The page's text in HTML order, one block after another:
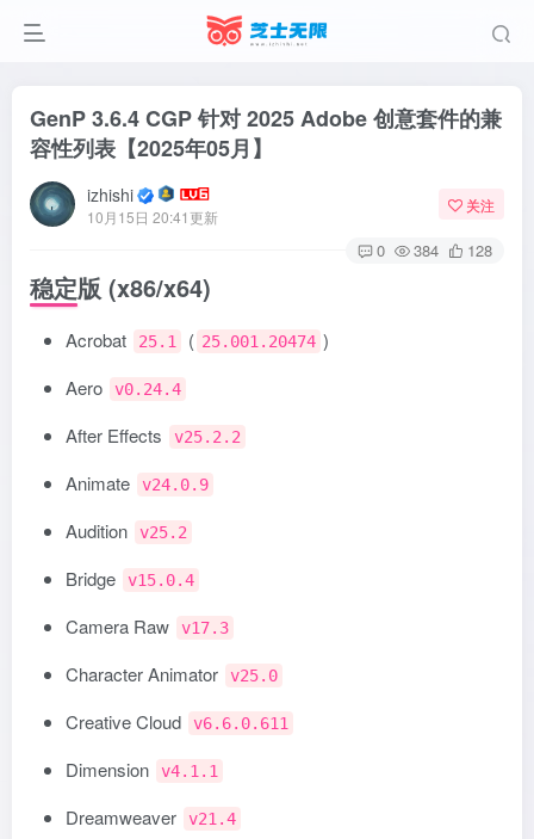
GenP 3.6.4 CGP 针对 2025 Adobe 创意套件的兼
容性列表【2025年05月】
izhishi
10月15日 20:41更新
关注
0 384 128
稳定版 (x86/x64)
Acrobat 25.1 ( 25.001.20474 )
Aero
v0.24.4
After Effects v25.2.2
Animate v24.0.9
Audition v25.2
Bridge v15.0.4
Camera Raw v17.3
Character Animator v25.0
Creative Cloud v6.6.0.611
Dimension v4.1.1
Dreamweaver v21.4